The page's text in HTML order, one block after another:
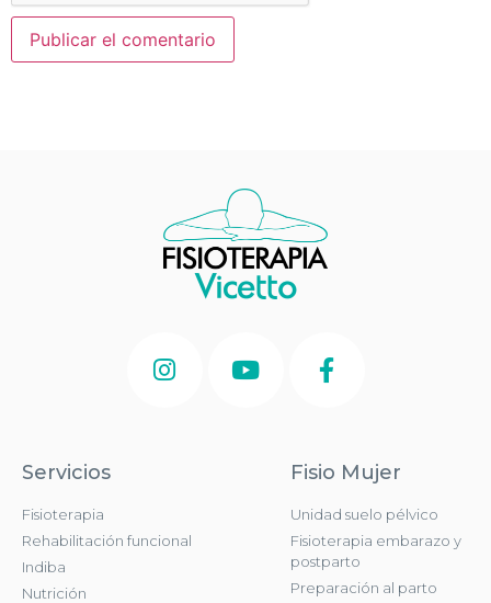
Servicios
Fisioterapia
Rehabilitación funcional
Indiba
Nutrición
Fisio Mujer
Unidad suelo pélvico
Fisioterapia embarazo y
postparto
Preparación al parto